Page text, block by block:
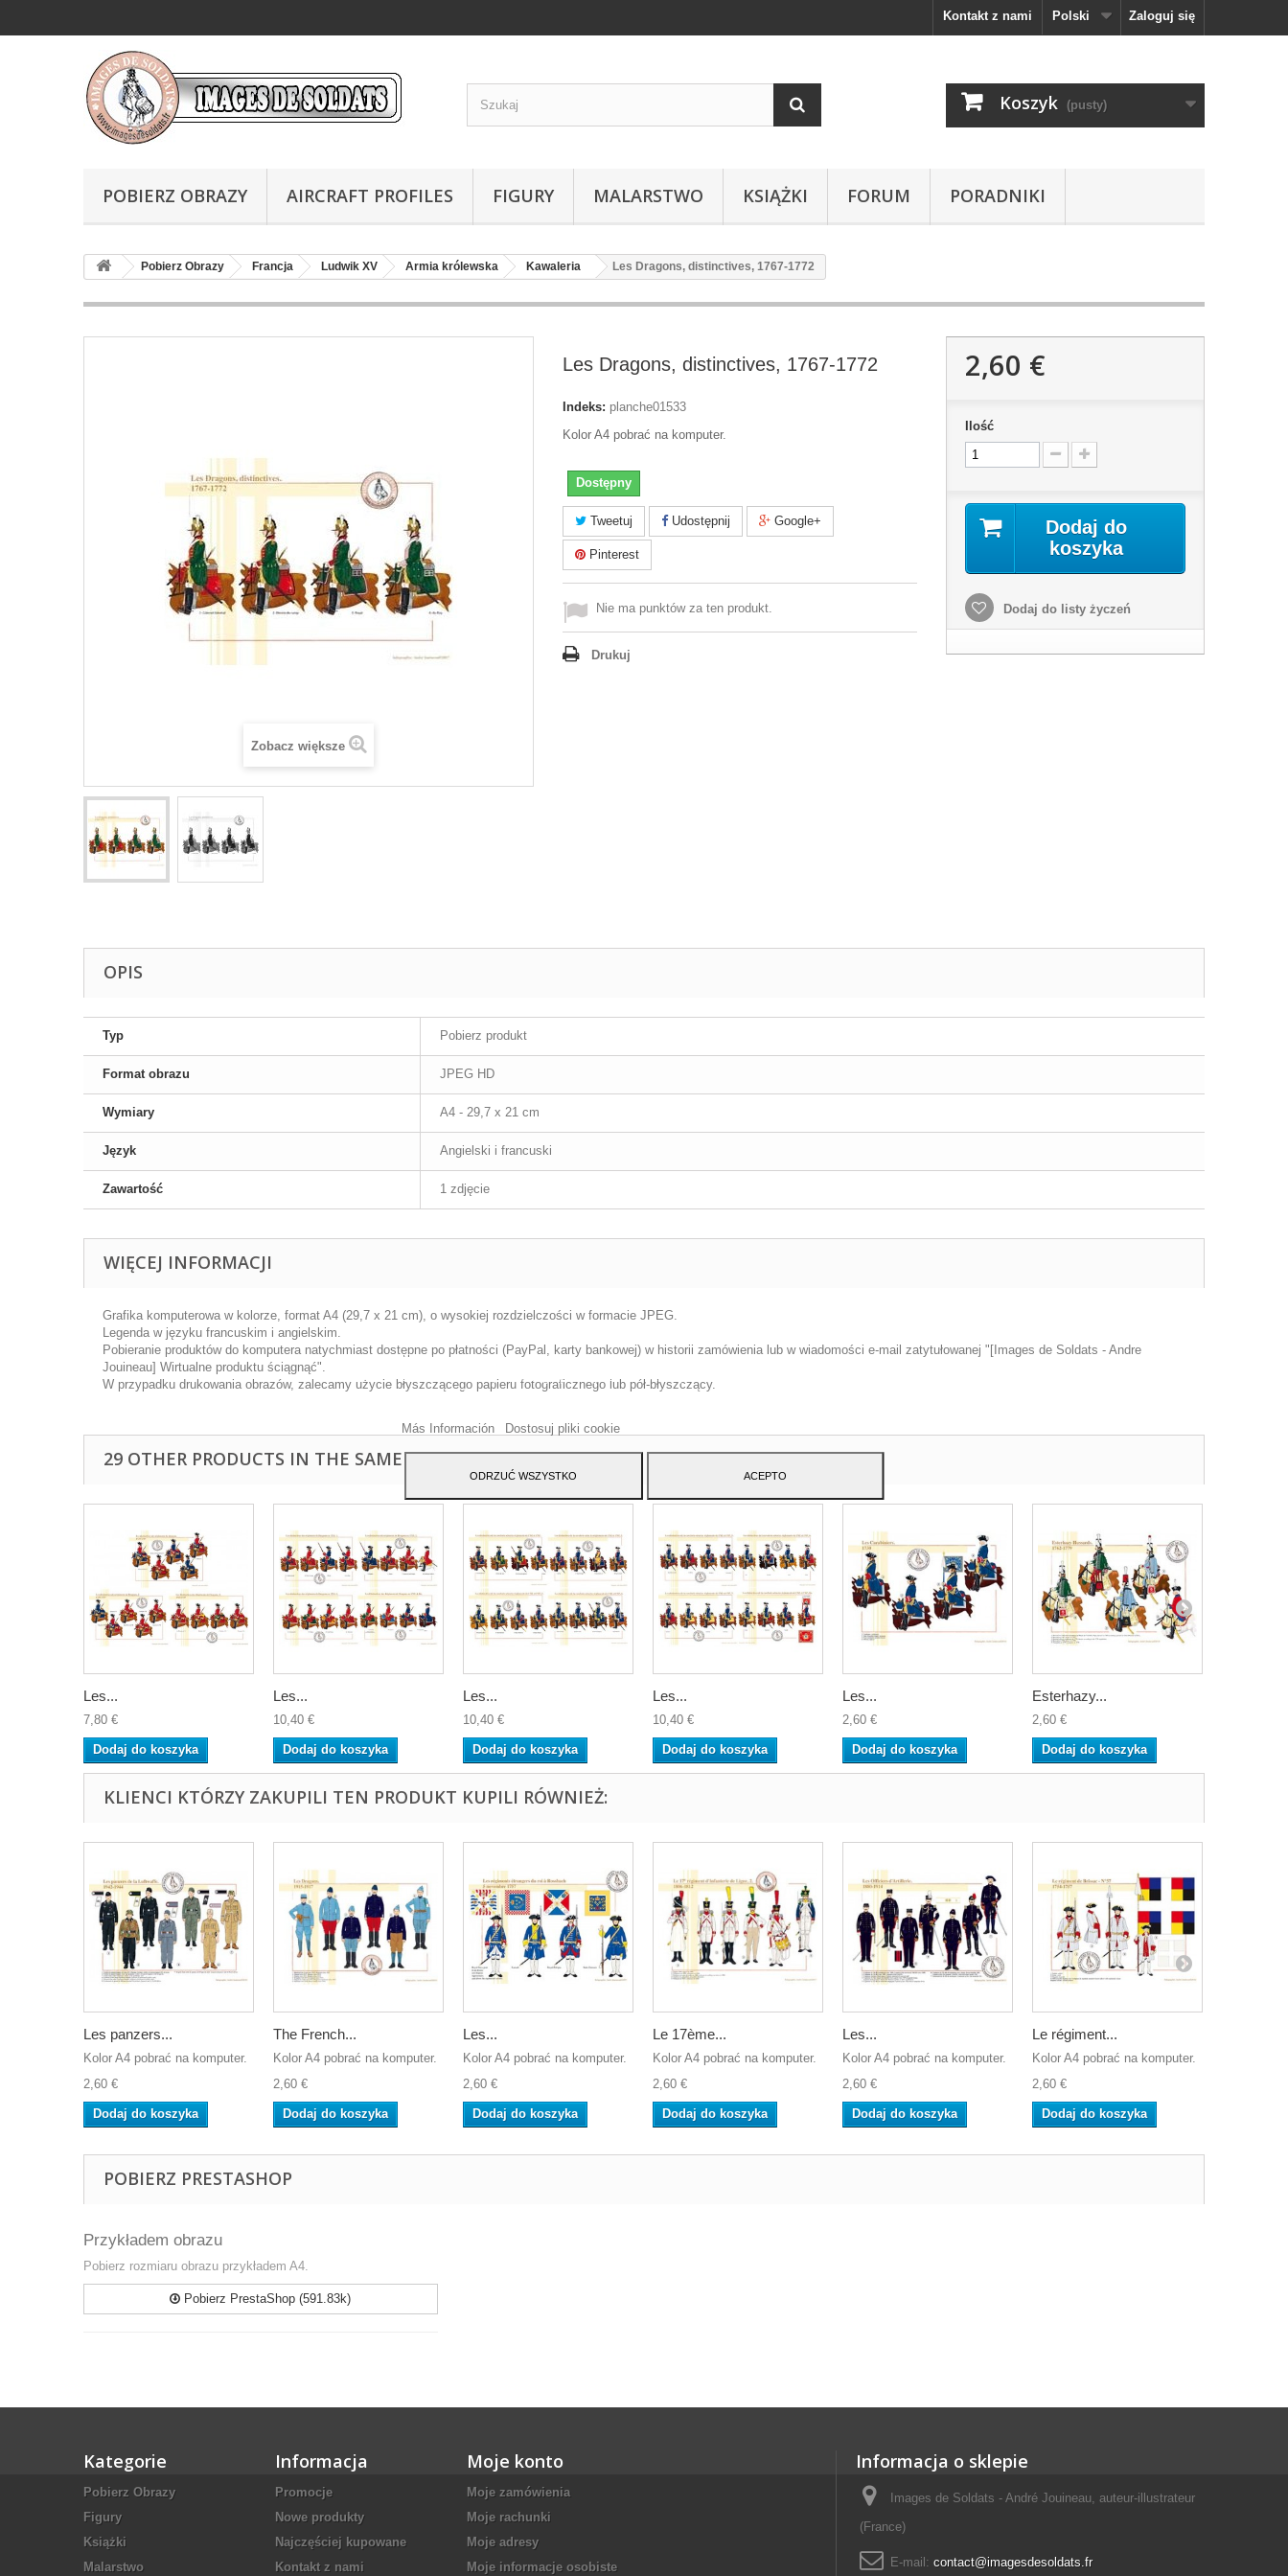
Zaloguj się
Polski
Kontakt z nami
Koszyk (pusty)
POBIERZ OBRAZY AIRCRAFT PROFILES FIGURY MALARSTWO KSIĄŻKI FORUM PORADNIKI
Pobierz Obrazy Francja Ludwik XV Armia królewska Kawaleria Les Dragons, distinctives, 1767-1772
Zobacz większe
Les Dragons, distinctives, 1767-1772
Indeks: planche01533
Kolor A4 pobrać na komputer.
Dostępny
Tweetuj Udostępnij Google+
Pinterest
Nie ma punktów za ten produkt.
Drukuj
2,60 €
Ilość
Dodaj do
koszyka
Dodaj do listy życzeń
OPIS
Typ Pobierz produkt
Format obrazu JPEG HD
Wymiary A4 - 29,7 x 21 cm
Język Angielski i francuski
Zawartość 1 zdjęcie
WIĘCEJ INFORMACJI
Grafika komputerowa w kolorze, format A4 (29,7 x 21 cm), o wysokiej rozdzielczości w formacie JPEG.
Legenda w języku francuskim i angielskim.
Pobieranie produktów do komputera natychmiast dostępne po płatności (PayPal, karty bankowej) w historii zamówienia lub w wiadomości e-mail zatytułowanej "[Images de Soldats - Andre
Jouineau] Wirtualne produktu ściągnąć".
W przypadku drukowania obrazów, zalecamy użycie błyszczącego papieru fotograficznego lub pół-błyszczący.
29 OTHER PRODUCTS IN THE SAME CATEGORY:
Les...
7,80 €
Dodaj do koszyka
Les...
10,40 €
Dodaj do koszyka
Les...
10,40 €
Dodaj do koszyka
Les...
10,40 €
Dodaj do koszyka
Les...
2,60 €
Dodaj do koszyka
Esterhazy...
2,60 €
Dodaj do koszyka
KLIENCI KTÓRZY ZAKUPILI TEN PRODUKT KUPILI RÓWNIEŻ:
Les panzers...
Kolor A4 pobrać na komputer.
2,60 €
Dodaj do koszyka
The French...
Kolor A4 pobrać na komputer.
2,60 €
Dodaj do koszyka
Les...
Kolor A4 pobrać na komputer.
2,60 €
Dodaj do koszyka
Le 17ème...
Kolor A4 pobrać na komputer.
2,60 €
Dodaj do koszyka
Les...
Kolor A4 pobrać na komputer.
2,60 €
Dodaj do koszyka
Le régiment...
Kolor A4 pobrać na komputer.
2,60 €
Dodaj do koszyka
POBIERZ PRESTASHOP
Przykładem obrazu
Pobierz rozmiaru obrazu przykładem A4.
Pobierz PrestaShop (591.83k)
Kategorie
Pobierz Obrazy
Figury
Książki
Malarstwo
Informacja
Promocje
Nowe produkty
Najczęściej kupowane
Kontakt z nami
Moje konto
Moje zamówienia
Moje rachunki
Moje adresy
Moje informacje osobiste
Informacja o sklepie
Images de Soldats - André Jouineau, auteur-illustrateur
(France)
E-mail: contact@imagesdesoldats.fr
Ta witryna korzysta z w?asnych plików cookie i plików cookie stron trzecich w celu
ulepszenia naszych us?ug i pokazywa? Ci reklamy zwi?zane z Twoimi preferencjami,
analizuj?c Twoje nawyki nawigacja. Aby wyrazi? zgod? na jego u?ycie, naci?nij
Más Información
Dostosuj pliki cookie
ODRZUĆ WSZYSTKO ACEPTO